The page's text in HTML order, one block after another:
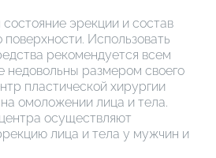
эрекции и состав
Использовать
рекомендуется всем
недовольны размером своего
пластической хирургии
омоложении лица и тела.
осуществляют
лица и тела у мужчин и